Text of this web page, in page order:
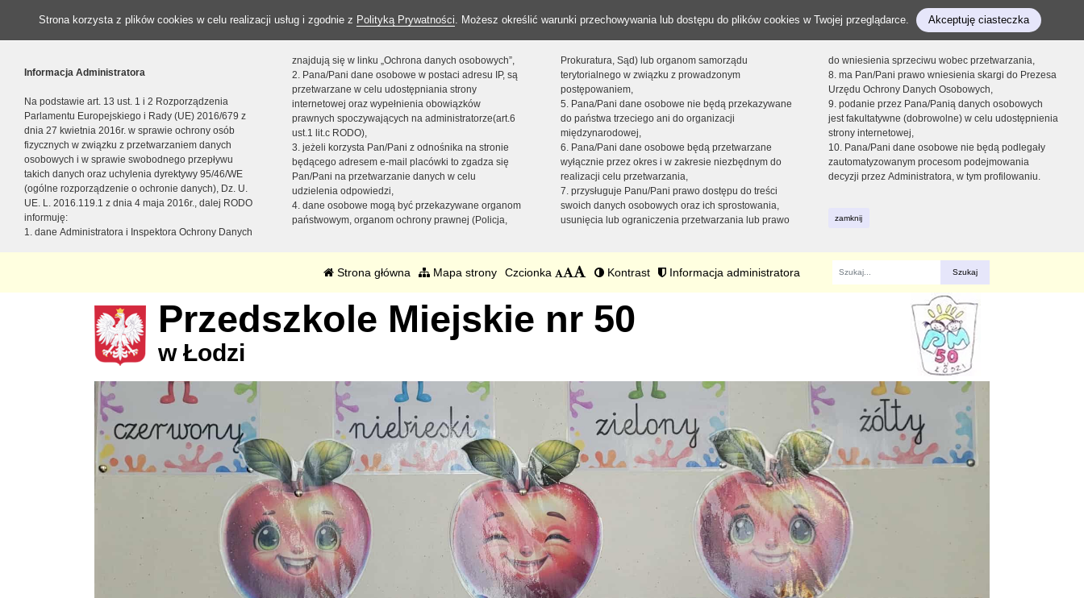
Strona korzysta z plików cookies w celu realizacji usług i zgodnie z Polityką Prywatności. Możesz określić warunki przechowywania lub dostępu do plików cookies w Twojej przeglądarce. Akceptuję ciasteczka
Informacja Administratora
Na podstawie art. 13 ust. 1 i 2 Rozporządzenia
Parlamentu Europejskiego i Rady (UE) 2016/679 z
dnia 27 kwietnia 2016r. w sprawie ochrony osób
fizycznych w związku z przetwarzaniem danych
osobowych i w sprawie swobodnego przepływu
takich danych oraz uchylenia dyrektywy 95/46/WE
(ogólne rozporządzenie o ochronie danych), Dz. U.
UE. L. 2016.119.1 z dnia 4 maja 2016r., dalej RODO
informuję:
1. dane Administratora i Inspektora Ochrony Danych
znajdują się w linku „Ochrona danych osobowych”,
2. Pana/Pani dane osobowe w postaci adresu IP, są
przetwarzane w celu udostępniania strony
internetowej oraz wypełnienia obowiązków
prawnych spoczywających na administratorze(art.6
ust.1 lit.c RODO),
3. jeżeli korzysta Pan/Pani z odnośnika na stronie
będącego adresem e-mail placówki to zgadza się
Pan/Pani na przetwarzanie danych w celu
udzielenia odpowiedzi,
4. dane osobowe mogą być przekazywane organom
państwowym, organom ochrony prawnej (Policja,
Prokuratura, Sąd) lub organom samorządu
terytorialnego w związku z prowadzonym
postępowaniem,
5. Pana/Pani dane osobowe nie będą przekazywane
do państwa trzeciego ani do organizacji
międzynarodowej,
6. Pana/Pani dane osobowe będą przetwarzane
wyłącznie przez okres i w zakresie niezbędnym do
realizacji celu przetwarzania,
7. przysługuje Panu/Pani prawo dostępu do treści
swoich danych osobowych oraz ich sprostowania,
usunięcia lub ograniczenia przetwarzania lub prawo
do wniesienia sprzeciwu wobec przetwarzania,
8. ma Pan/Pani prawo wniesienia skargi do Prezesa
Urzędu Ochrony Danych Osobowych,
9. podanie przez Pana/Panią danych osobowych
jest fakultatywne (dobrowolne) w celu udostępnienia
strony internetowej,
10. Pana/Pani dane osobowe nie będą podlegały
zautomatyzowanym procesom podejmowania
decyzji przez Administratora, w tym profilowaniu.
zamknij
Strona główna Mapa strony Czcionka Kontrast Informacja administratora
Fraza
Przedszkole Miejskie nr 50
w Łodzi